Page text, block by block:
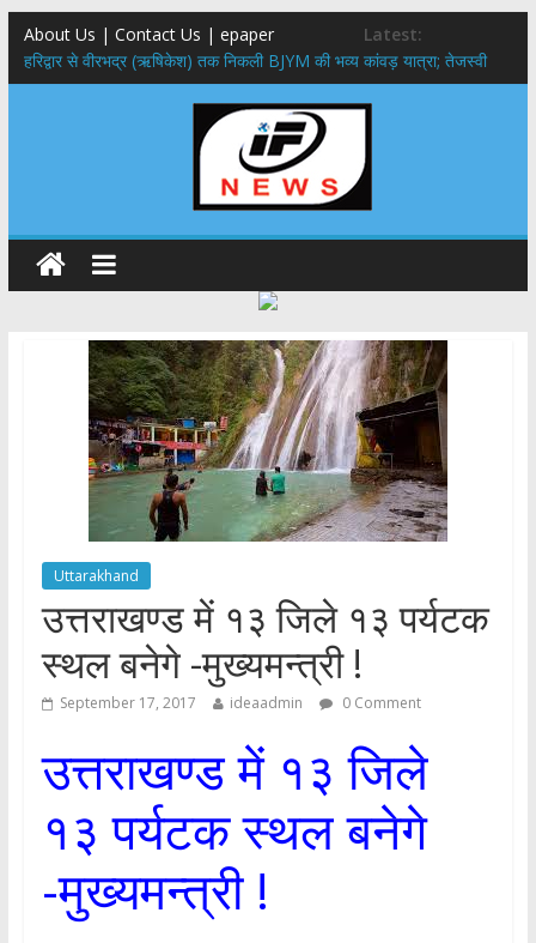
About Us | Contact Us | epaper
Latest:
​हरिद्वार से वीरभद्र (ऋषिकेश) तक निकली BJYM की भव्य कांवड़ यात्रा; तेजस्वी
सूर्या ने की देश व प्रदेशवासियों के कल्याण की कामना
नंदा की चौकी पुल हादसा: PWD के EE, AE और JE निलंबित, सीएम धामी के निर्देश
मुख्यमंत्री ने 9 लाख 87 हजार17 पेंशन लाभार्थियों को कुल 146 करोड़ 32 लाख
राष्ट्रीय हथकरघा दिवस पर मुख्यमंत्री धामी ने उत्कृष्ट बुनकरों और हस्तशिल्प
कारीगरों को किया सम्मानित
​धामी कैबिनेट का बड़ा फैसला: पशुपालकों को 60% तक सब्सिडी, गंगा एक्सप्रेसवे का
हरिद्वार तक होगा विस्तार
Uttarakhand
उत्तराखण्ड में १३ जिले १३ पर्यटक
स्थल बनेगे -मुख्यमन्त्री !
September 17, 2017 ideaadmin 0 Comment
उत्तराखण्ड में १३ जिले
१३ पर्यटक स्थल बनेगे
-मुख्यमन्त्री !